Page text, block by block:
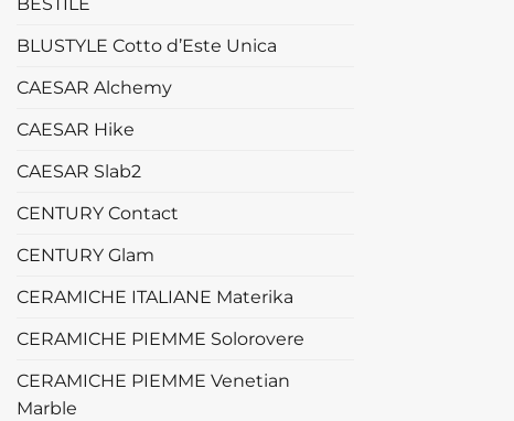
BESTILE
BLUSTYLE Cotto d’Este Unica
CAESAR Alchemy
CAESAR Hike
CAESAR Slab2
CENTURY Contact
CENTURY Glam
CERAMICHE ITALIANE Materika
CERAMICHE PIEMME Solorovere
CERAMICHE PIEMME Venetian
Marble